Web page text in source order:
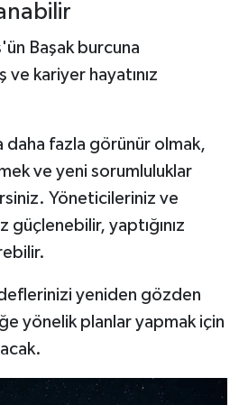
Başak burcuna
kariyer hayatınız
daha fazla görünür olmak,
ve yeni sorumluluklar
Yöneticileriniz ve
güçlenebilir, yaptığınız
yeniden gözden
yönelik planlar yapmak için